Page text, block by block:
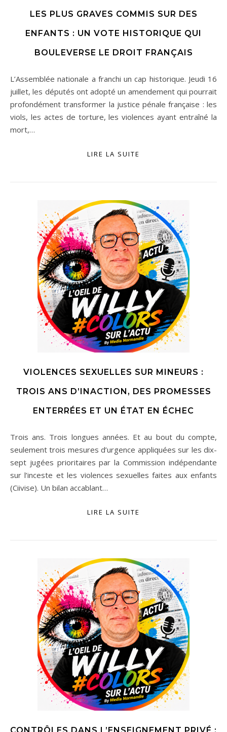
LES PLUS GRAVES COMMIS SUR DES
ENFANTS : UN VOTE HISTORIQUE QUI
BOULEVERSE LE DROIT FRANÇAIS
L’Assemblée nationale a franchi un cap historique. Jeudi 16
juillet, les députés ont adopté un amendement qui pourrait
profondément transformer la justice pénale française : les
viols, les actes de torture, les violences ayant entraîné la
mort,…
LIRE LA SUITE
VIOLENCES SEXUELLES SUR MINEURS :
TROIS ANS D’INACTION, DES PROMESSES
ENTERRÉES ET UN ÉTAT EN ÉCHEC
Trois ans. Trois longues années. Et au bout du compte,
seulement trois mesures d’urgence appliquées sur les dix-
sept jugées prioritaires par la Commission indépendante
sur l’inceste et les violences sexuelles faites aux enfants
(Ciivise). Un bilan accablant…
LIRE LA SUITE